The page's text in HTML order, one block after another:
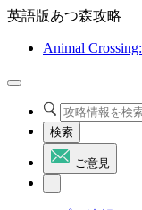
英語版あつ森攻略
Animal
検索
ご意見